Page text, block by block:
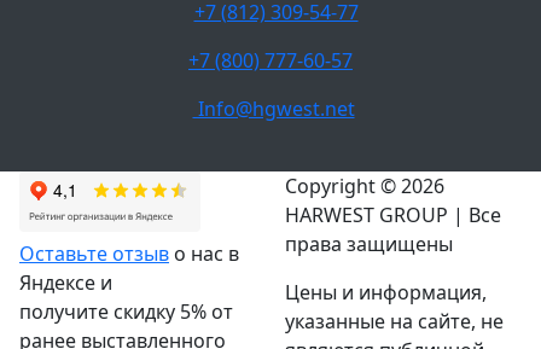
+7 (812) 309-54-77
+7 (800) 777-60-57
Info@hgwest.net
Оставьте отзыв о нас в
Яндексе и
получите скидку 5% от
ранее выставленного
Copyright © 2026
HARWEST GROUP | Все
права защищены
Цены и информация,
указанные на сайте, не